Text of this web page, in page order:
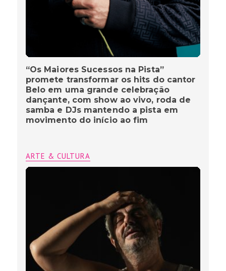
“Os Maiores Sucessos na Pista”
promete transformar os hits do cantor
Belo em uma grande celebração
dançante, com show ao vivo, roda de
samba e DJs mantendo a pista em
movimento do início ao fim
ARTE & CULTURA